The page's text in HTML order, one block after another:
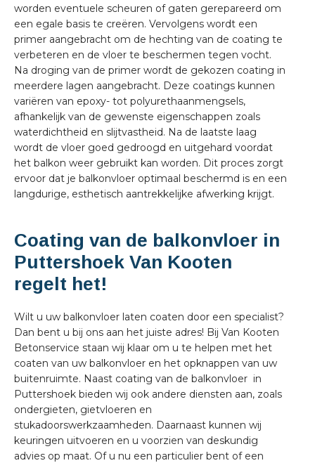
worden eventuele scheuren of gaten gerepareerd om
een egale basis te creëren. Vervolgens wordt een
primer aangebracht om de hechting van de coating te
verbeteren en de vloer te beschermen tegen vocht.
Na droging van de primer wordt de gekozen coating in
meerdere lagen aangebracht. Deze coatings kunnen
variëren van epoxy- tot polyurethaanmengsels,
afhankelijk van de gewenste eigenschappen zoals
waterdichtheid en slijtvastheid. Na de laatste laag
wordt de vloer goed gedroogd en uitgehard voordat
het balkon weer gebruikt kan worden. Dit proces zorgt
ervoor dat je balkonvloer optimaal beschermd is en een
langdurige, esthetisch aantrekkelijke afwerking krijgt.
Coating van de balkonvloer in
Puttershoek Van Kooten
regelt het!
Wilt u uw balkonvloer laten coaten door een specialist?
Dan bent u bij ons aan het juiste adres! Bij Van Kooten
Betonservice staan wij klaar om u te helpen met het
coaten van uw balkonvloer en het opknappen van uw
buitenruimte. Naast coating van de balkonvloer in
Puttershoek bieden wij ook andere diensten aan, zoals
ondergieten, gietvloeren en
stukadoorswerkzaamheden. Daarnaast kunnen wij
keuringen uitvoeren en u voorzien van deskundig
advies op maat. Of u nu een particulier bent of een